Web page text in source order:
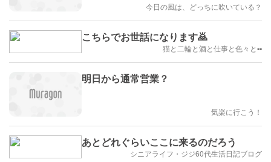
今日の風は、どっちに吹いている？
こちらでお世話になります🙇
猫と二輪と酒と仕事と色々と▪︎▪︎
明日から通常営業？
気楽に行こう！
あとどれぐらいここに来るのだろう
シニアライフ・ジジ60代生活日記ブログ